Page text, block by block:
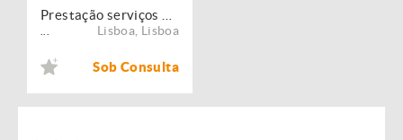
Lisboa Lisboa
Sob Consulta